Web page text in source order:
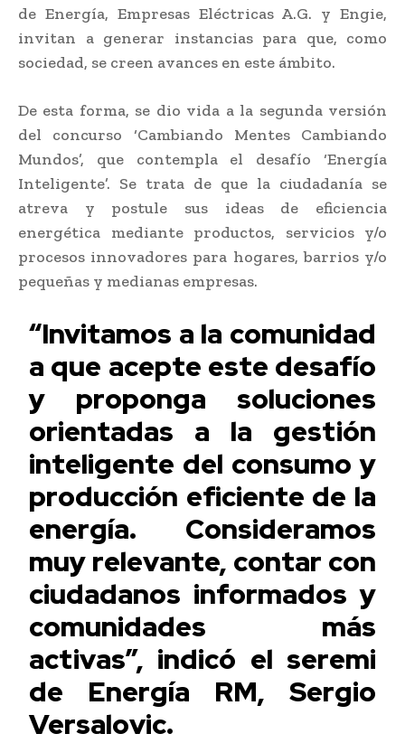
de Energía, Empresas Eléctricas A.G. y Engie,
invitan a generar instancias para que, como
sociedad, se creen avances en este ámbito.
De esta forma, se dio vida a la segunda versión
del concurso ‘Cambiando Mentes Cambiando
Mundos’, que contempla el desafío ‘Energía
Inteligente’. Se trata de que la ciudadanía se
atreva y postule sus ideas de eficiencia
energética mediante productos, servicios y/o
procesos innovadores para hogares, barrios y/o
pequeñas y medianas empresas.
“Invitamos a la comunidad
a que acepte este desafío
y proponga soluciones
orientadas a la gestión
inteligente del consumo y
producción eficiente de la
energía. Consideramos
muy relevante, contar con
ciudadanos informados y
comunidades más
activas”, indicó el seremi
de Energía RM, Sergio
Versalovic.